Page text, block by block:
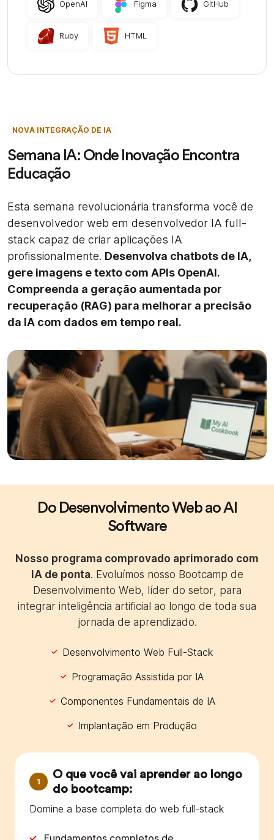
OpenAI Figma GitHub
Ruby HTML
NOVA INTEGRAÇÃO DE IA
Semana IA: Onde Inovação Encontra
Educação
Esta semana revolucionária transforma você de
desenvolvedor web em desenvolvedor IA full-
stack capaz de criar aplicações IA
profissionalmente. Desenvolva chatbots de IA,
gere imagens e texto com APIs OpenAI.
Compreenda a geração aumentada por
recuperação (RAG) para melhorar a precisão
da IA com dados em tempo real.
Do Desenvolvimento Web ao AI
Software
Nosso programa comprovado aprimorado com
IA de ponta. Evoluímos nosso Bootcamp de
Desenvolvimento Web, líder do setor, para
integrar inteligência artificial ao longo de toda sua
jornada de aprendizado.
Desenvolvimento Web Full-Stack
Programação Assistida por IA
Componentes Fundamentais de IA
Implantação em Produção
1
O que você vai aprender ao longo
do bootcamp:
Domine a base completa do web full-stack